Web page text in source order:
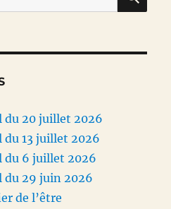
20 juillet 2026
13 juillet 2026
du 6 juillet 2026
29 juin 2026
de l’être